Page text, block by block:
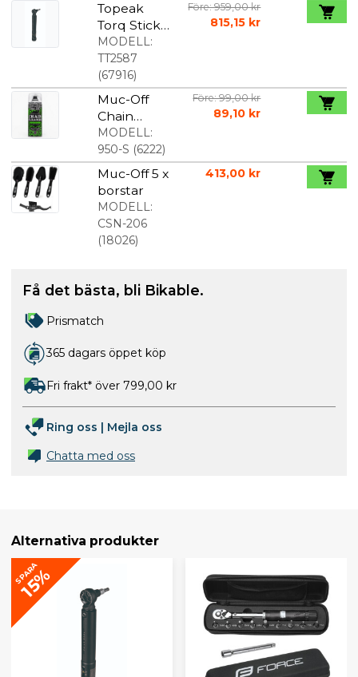
Topeak
Torq Stick
momentny
ckel 2-10
Nm
MODELL:
TT2587
(67916)
Före: 959,00 kr
815,15 kr
Muc-Off
Chain
cleaner 400
ml
MODELL:
950-S (6222)
Före: 99,00 kr
89,10 kr
Muc-Off 5 x
borstar
MODELL:
CSN-206
(18026)
413,00 kr
Få det bästa, bli Bikable.
Prismatch
365 dagars öppet köp
Fri frakt* över 799,00 kr
Ring oss | Mejla oss
Chatta med oss
Alternativa produkter
SPARA
15%